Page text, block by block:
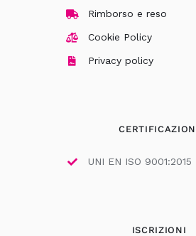
Rimborso e reso
Cookie Policy
Privacy policy
UNI EN ISO 9001:2015
ISCRIZIONI